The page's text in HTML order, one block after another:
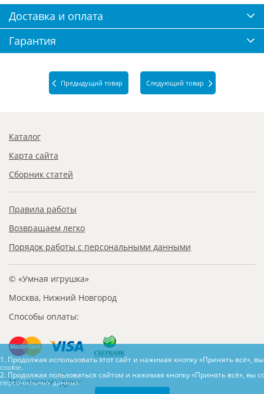
Доставка и оплата
Гарантия
Предыдущий товар Следующий товар
Каталог
Карта сайта
Сборник статей
Правила работы
Возвращаем легко
Порядок работы с персональными данными
© «Умная игрушка»
Москва, Нижний Новгород
Способы оплаты:
Мы рекомендуем:
1. Продолжая использовать этот сайт и нажимая кнопку «Принять всё»,
cookie.
2. Продолжая пользоваться сайтом и нажимая кнопку «Принять всё», вы
персональных данных.